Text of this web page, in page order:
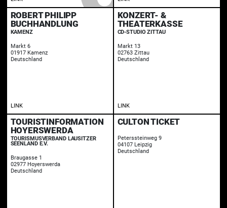
ROBERT PHILIPP
BUCHHANDLUNG
KAMENZ
Markt 6
01917 Kamenz
Deutschland
LINK
KONZERT- &
THEATERKASSE
CD-STUDIO ZITTAU
Markt 13
02763 Zittau
Deutschland
LINK
TOURISTINFORMATION
HOYERSWERDA
TOURISMUSVERBAND LAUSITZER
SEENLAND E.V.
Braugasse 1
02977 Hoyerswerda
Deutschland
CULTON TICKET
Peterssteinweg 9
04107 Leipzig
Deutschland